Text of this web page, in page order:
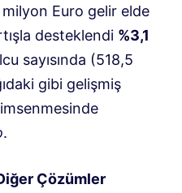
Euro gelir elde
desteklendi %3,1
sayısında (518,5
gibi gelişmiş
.
Çözümler